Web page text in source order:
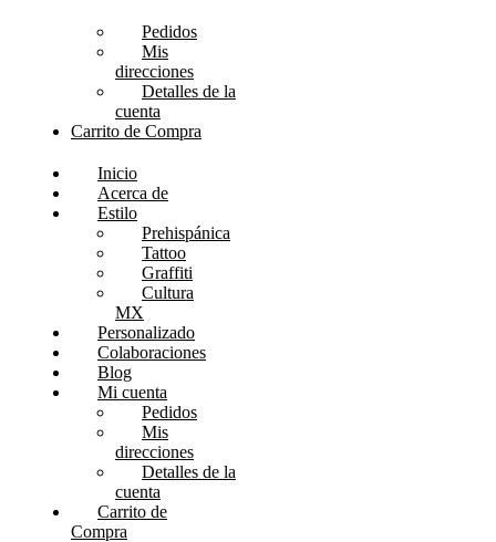
Pedidos
Mis
direcciones
Detalles de la
cuenta
Carrito de Compra
Inicio
Acerca de
Estilo
Prehispánica
Tattoo
Graffiti
Cultura
MX
Personalizado
Colaboraciones
Blog
Mi cuenta
Pedidos
Mis
direcciones
Detalles de la
cuenta
Carrito de
Compra